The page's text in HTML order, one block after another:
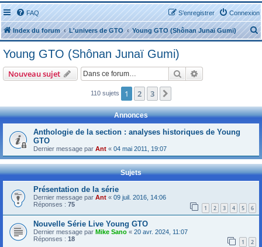
FAQ Connexion
S’enregistrer
Index du forum L'univers de GTO Young GTO (Shônan Junaï Gumi)
e
c
Young GTO (Shônan Junaï Gumi)
Nouveau sujet Rechercher
110 sujets 1 2 3
Annonces
Anthologie de la section : analyses historiques de Young
GTO
Dernier message par Ant « 04 mai 2011, 19:07
Sujets
Présentation de la série
Dernier message par Ant « 09 juil. 2016, 14:06
Réponses : 75 1 2 3 4 5 6
Nouvelle Série Live Young GTO
Dernier message par Mike Sano « 20 avr. 2024, 11:07
Réponses : 18 1 2